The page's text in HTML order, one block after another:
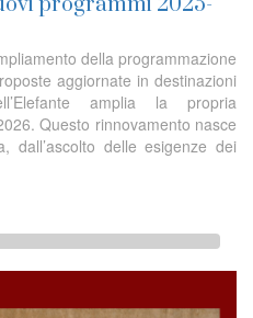
della programmazione
aggiornate in destinazioni
amplia la propria
Questo rinnovamento nasce
dall’ascolto delle esigenze dei